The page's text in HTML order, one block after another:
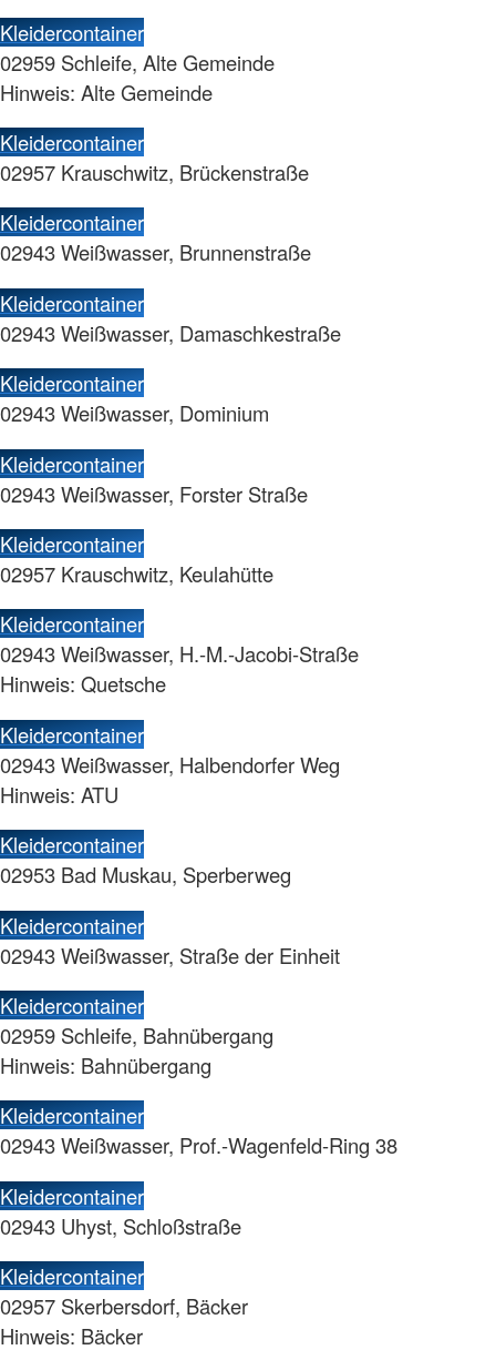
Kleidercontainer
02959 Schleife, Alte Gemeinde
Hinweis: Alte Gemeinde
Kleidercontainer
02957 Krauschwitz, Brückenstraße
Kleidercontainer
02943 Weißwasser, Brunnenstraße
Kleidercontainer
02943 Weißwasser, Damaschkestraße
Kleidercontainer
02943 Weißwasser, Dominium
Kleidercontainer
02943 Weißwasser, Forster Straße
Kleidercontainer
02957 Krauschwitz, Keulahütte
Kleidercontainer
02943 Weißwasser, H.-M.-Jacobi-Straße
Hinweis: Quetsche
Kleidercontainer
02943 Weißwasser, Halbendorfer Weg
Hinweis: ATU
Kleidercontainer
02953 Bad Muskau, Sperberweg
Kleidercontainer
02943 Weißwasser, Straße der Einheit
Kleidercontainer
02959 Schleife, Bahnübergang
Hinweis: Bahnübergang
Kleidercontainer
02943 Weißwasser, Prof.-Wagenfeld-Ring 38
Kleidercontainer
02943 Uhyst, Schloßstraße
Kleidercontainer
02957 Skerbersdorf, Bäcker
Hinweis: Bäcker